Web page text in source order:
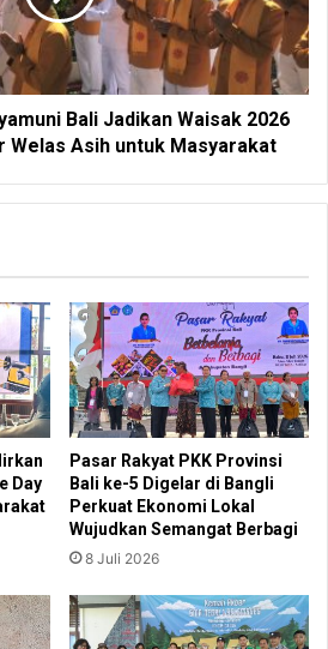
Bali Jadikan Waisak 2026
Welas Asih untuk Masyarakat
Day
Pasar Rakyat PKK Provinsi
Bali ke-5 Digelar di Bangli
Perkuat Ekonomi Lokal
Wujudkan Semangat Berbagi
8 Juli 2026